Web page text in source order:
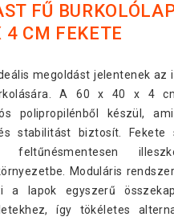
FŰ
CM FEKETE
megoldást jelentenek az
A 60 x 40 x 4
polipropilénből készül,
stabilitást biztosít. Fekete
feltűnésmentesen
Moduláris
a lapok egyszerű
így tökéletes